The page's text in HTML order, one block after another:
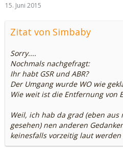
15. Juni 2015
Zitat von Simbaby
Sorry....
Nochmals nachgefragt:
Ihr habt GSR und ABR?
Der Umgang wurde WO wie
Wie weit ist die Entfernung von
Weil, ich hab da grad (eben
gesehen) nen anderen
keinesfalls vorzeitig laut werden